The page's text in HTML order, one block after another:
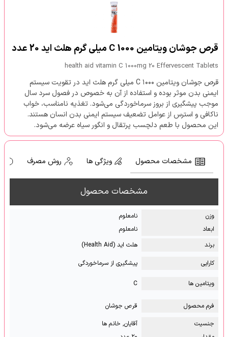
قرص جوشان ویتامین C 1000 میلی گرم هلث اید 20 عدد
health aid vitamin C 1000mg 20 Effervescent Tablets
قرص جوشان ویتامین C ۱۰۰۰ میلی گرم هلث اید در تقویت سیستم
ایمنی بدن موثر بوده و استفاده از آن به خصوص در فصول سرد سال
موجب پیشگیری از بروز سرماخوردگی می‌شود. تغذیه نامناسب، خواب
ناکافی و استرس از عوامل تضعیف سیستم ایمنی بدن انسان هستند.
این محصول با طعم دلچسب پرتقال و انگور سیاه عرضه می‌شود.
مشخصات محصول ویژگی ها روش مصرف
مشخصات محصول
وزن
نامعلوم
ابعاد
نامعلوم
برند
هلث اید (Health Aid)
کارایی
پیشگیری از سرماخوردگی
ویتامین ها C
فرم محصول
قرص جوشان
جنسیت
آقایان, خانم ها